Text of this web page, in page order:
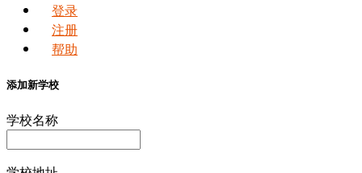
登录
注册
帮助
添加新学校
学校名称